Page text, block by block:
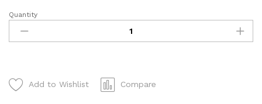
CObre
Viejo
Satinado
Quantity
Add to Wishlist Compare